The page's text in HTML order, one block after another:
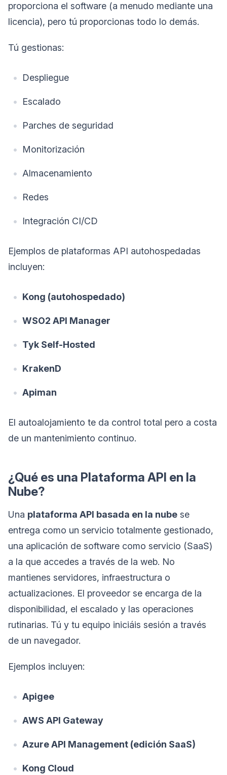
proporciona el software (a menudo mediante una
licencia), pero tú proporcionas todo lo demás.
Tú gestionas:
Despliegue
Escalado
Parches de seguridad
Monitorización
Almacenamiento
Redes
Integración CI/CD
Ejemplos de plataformas API autohospedadas
incluyen:
Kong (autohospedado)
WSO2 API Manager
Tyk Self-Hosted
KrakenD
Apiman
El autoalojamiento te da control total pero a costa
de un mantenimiento continuo.
¿Qué es una Plataforma API en la
Nube?
Una plataforma API basada en la nube se
entrega como un servicio totalmente gestionado,
una aplicación de software como servicio (SaaS)
a la que accedes a través de la web. No
mantienes servidores, infraestructura o
actualizaciones. El proveedor se encarga de la
disponibilidad, el escalado y las operaciones
rutinarias. Tú y tu equipo iniciáis sesión a través
de un navegador.
Ejemplos incluyen:
Apigee
AWS API Gateway
Azure API Management (edición SaaS)
Kong Cloud